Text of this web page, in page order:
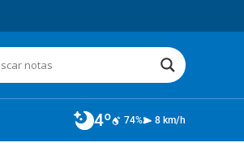
4º 74% 8 km/h